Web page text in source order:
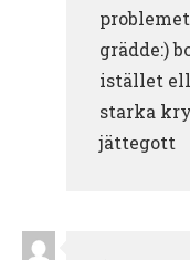
grädde:)
istället
starka
jättegott